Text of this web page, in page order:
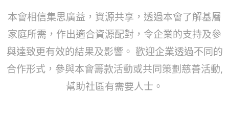
本會相信集思廣益，資源共享，透過本會了解基層
家庭所需，作出適合資源配對，令企業的支持及參
與達致更有效的結果及影響。 歡迎企業透過不同的
合作形式，參與本會籌款活動或共同策劃慈善活動,
幫助社區有需要人士。